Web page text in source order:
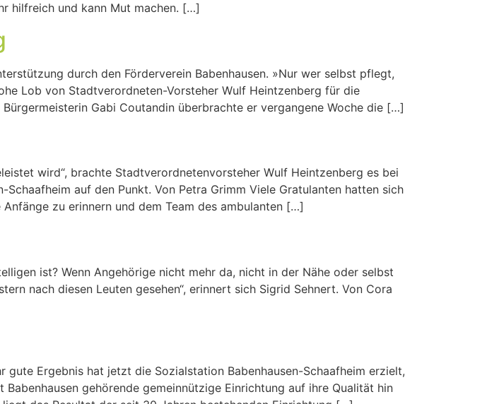
hilfreich und kann Mut machen. […]
durch den Förderverein Babenhausen. »Nur wer selbst pflegt,
Lob von Stadtverordneten-Vorsteher Wulf Heintzenberg für die
Gabi Coutandin überbrachte er vergangene Woche die […]
wird“, brachte Stadtverordnetenvorsteher Wulf Heintzenberg es bei
auf den Punkt. Von Petra Grimm Viele Gratulanten hatten sich
zu erinnern und dem Team des ambulanten […]
ist? Wenn Angehörige nicht mehr da, nicht in der Nähe oder selbst
nach diesen Leuten gesehen“, erinnert sich Sigrid Sehnert. Von Cora
gute Ergebnis hat jetzt die Sozialstation Babenhausen-Schaafheim erzielt,
gehörende gemeinnützige Einrichtung auf ihre Qualität hin